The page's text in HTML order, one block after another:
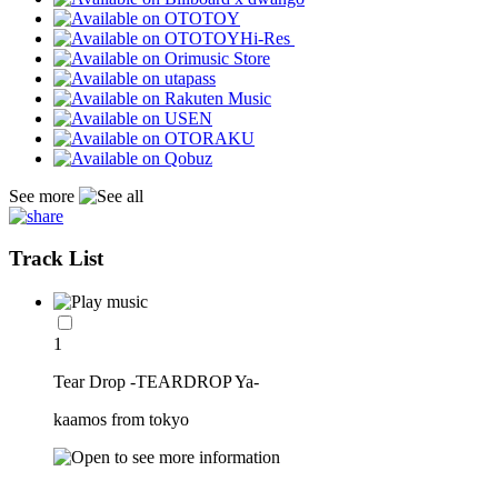
Hi-Res
See more
Track List
1
Tear Drop -TEARDROP Ya-
kaamos from tokyo